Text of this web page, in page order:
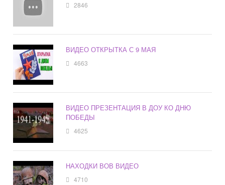
2846
ВИДЕО ОТКРЫТКА С 9 МАЯ
4663
ВИДЕО ПРЕЗЕНТАЦИЯ В ДОУ КО ДНЮ
ПОБЕДЫ
4625
НАХОДКИ ВОВ ВИДЕО
4710